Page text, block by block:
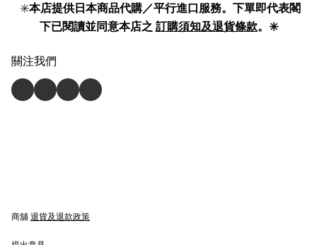
✳️本店提供日本商品代購／平行進口服務。下單即代表閣
下已閱讀並同意本店之 訂購須知及退貨條款。✳️
關注我們
商舖 退貨及退款政策